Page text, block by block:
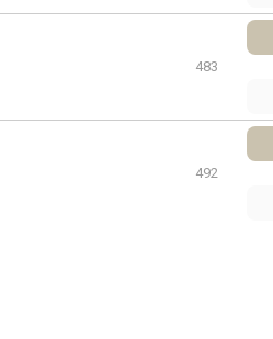
483
492